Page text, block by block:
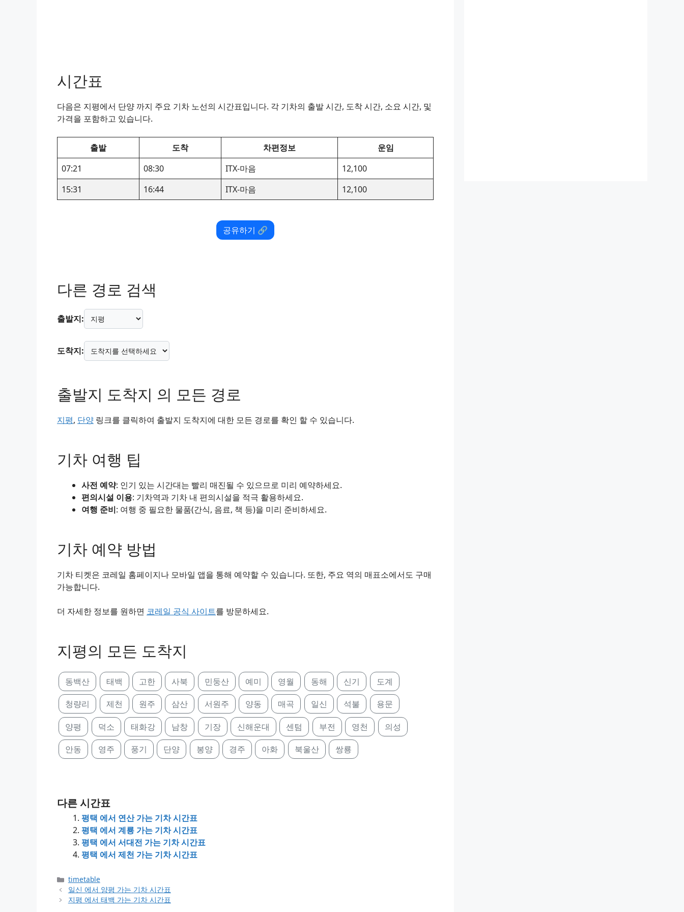
시간표
다음은 지평에서 단양 까지 주요 기차 노선의 시간표입니다. 각 기차의 출발 시간, 도착 시간, 소요 시간, 및
가격을 포함하고 있습니다.
출발 도착 차편정보
운임
07:21
08:30 ITX-마음
12,100
15:31
16:44 ITX-마음 12,100
공유하기 🔗
다른 경로 검색
출발지:
도착지:
출발지 도착지 의 모든 경로
지평, 단양 링크를 클릭하여 출발지 도착지에 대한 모든 경로를 확인 할 수 있습니다.
기차 여행 팁
사전 예약: 인기 있는 시간대는 빨리 매진될 수 있으므로 미리 예약하세요.
편의시설 이용: 기차역과 기차 내 편의시설을 적극 활용하세요.
여행 준비: 여행 중 필요한 물품(간식, 음료, 책 등)을 미리 준비하세요.
기차 예약 방법
기차 티켓은 코레일 홈페이지나 모바일 앱을 통해 예약할 수 있습니다. 또한, 주요 역의 매표소에서도 구매
가능합니다.
더 자세한 정보를 원하면 코레일 공식 사이트를 방문하세요.
지평의 모든 도착지
동백산 태백 고한 사북 민둥산 예미 영월 동해 신기 도계
청량리 제천 원주 삼산 서원주 양동 매곡 일신 석불 용문
양평 덕소 태화강 남창 기장 신해운대 센텀 부전 영천 의성
안동 영주 풍기 단양 봉양 경주 아화 북울산 쌍룡
다른 시간표
평택 에서 연산 가는 기차 시간표
평택 에서 계룡 가는 기차 시간표
평택 에서 서대전 가는 기차 시간표
평택 에서 제천 가는 기차 시간표
Categories
timetable
일신 에서 양평 가는 기차 시간표
지평 에서 태백 가는 기차 시간표